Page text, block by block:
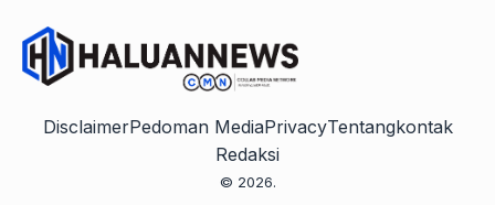
DisclaimerPedoman MediaPrivacyTentangkontak
Redaksi
© 2026.